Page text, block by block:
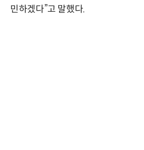
민하겠다”고 말했다.